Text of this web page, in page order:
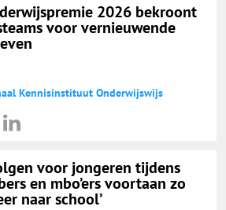
2026 bekroont
voor vernieuwende
Kennisinstituut Onderwijswijs
voor jongeren tijdens
en mbo’ers voortaan zo
naar school’